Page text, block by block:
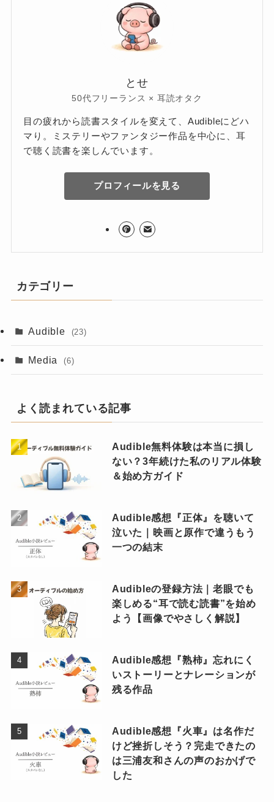
とせ
50代フリーランス × 耳読オタク
目の疲れから読書スタイルを変えて、Audibleにどハ
マり。ミステリーやファンタジー作品を中心に、耳
で聴く読書を楽しんでいます。
プロフィールを見る
カテゴリー
Audible (23)
Media (6)
よく読まれている記事
Audible無料体験は本当に損し
ない？3年続けた私のリアル体験
＆始め方ガイド
Audible感想『正体』を聴いて
泣いた｜映画と原作で違うもう
一つの結末
Audibleの登録方法｜老眼でも
楽しめる“耳で読む読書”を始め
よう【画像でやさしく解説】
Audible感想『熟柿』忘れにく
いストーリーとナレーションが
残る作品
Audible感想『火車』は名作だ
けど挫折しそう？完走できたの
は三浦友和さんの声のおかげで
した